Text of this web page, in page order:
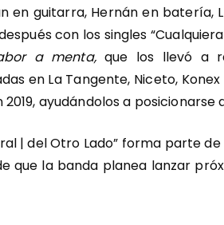
en guitarra, Hernán en batería,
con los singles
a menta,que los llevó a
en La Tangente, Niceto,
2019, ayudándolos a posicionarse
| del Otro Lado” forma parte
que la banda planea lanzar